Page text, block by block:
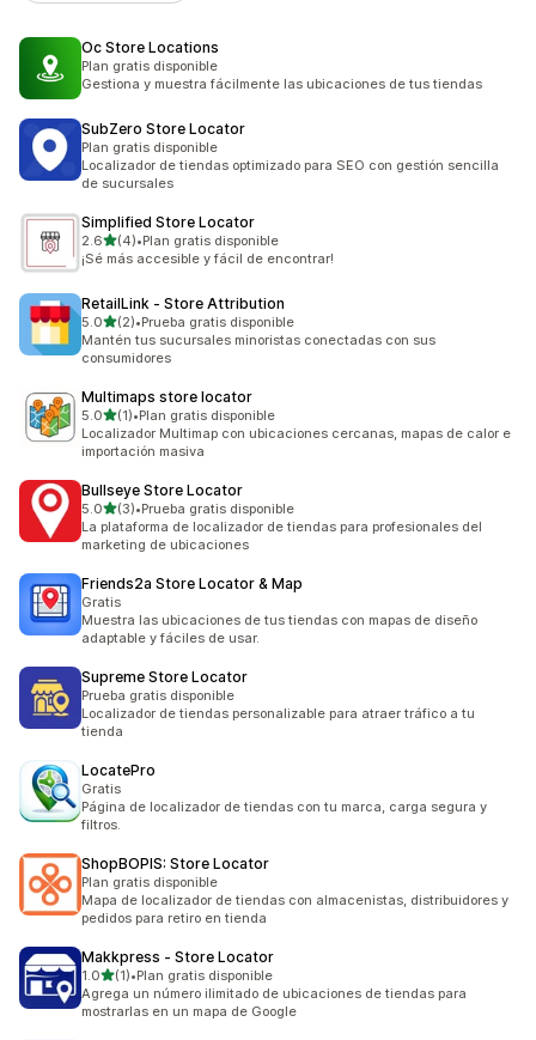
Oc Store Locations
Plan gratis disponible
Gestiona y muestra fácilmente las ubicaciones de tus tiendas
SubZero Store Locator
Plan gratis disponible
Localizador de tiendas optimizado para SEO con gestión sencilla
de sucursales
Simplified Store Locator
2.6de 5 estrellas
(4)
4 reseñas en total
•Plan gratis disponible
¡Sé más accesible y fácil de encontrar!
RetailLink ‑ Store Attribution
5.0de 5 estrellas
(2)
2 reseñas en total
•Prueba gratis disponible
Mantén tus sucursales minoristas conectadas con sus
consumidores
Multimaps store locator
5.0de 5 estrellas
(1)
1 reseñas en total
•Plan gratis disponible
Localizador Multimap con ubicaciones cercanas, mapas de calor e
importación masiva
Bullseye Store Locator
5.0de 5 estrellas
(3)
3 reseñas en total
•Prueba gratis disponible
La plataforma de localizador de tiendas para profesionales del
marketing de ubicaciones
Friends2a Store Locator & Map
Gratis
Muestra las ubicaciones de tus tiendas con mapas de diseño
adaptable y fáciles de usar.
Supreme Store Locator
Prueba gratis disponible
Localizador de tiendas personalizable para atraer tráfico a tu
tienda
LocatePro
Gratis
Página de localizador de tiendas con tu marca, carga segura y
filtros.
ShopBOPIS: Store Locator
Plan gratis disponible
Mapa de localizador de tiendas con almacenistas, distribuidores y
pedidos para retiro en tienda
Makkpress ‑ Store Locator
1.0de 5 estrellas
(1)
1 reseñas en total
•Plan gratis disponible
Agrega un número ilimitado de ubicaciones de tiendas para
mostrarlas en un mapa de Google